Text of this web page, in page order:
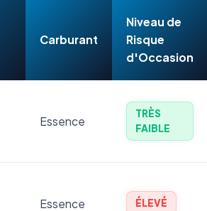
Carburant
Niveau de
Risque
d'Occasion
Essence
TRÈS
FAIBLE
Essence ÉLEVÉ